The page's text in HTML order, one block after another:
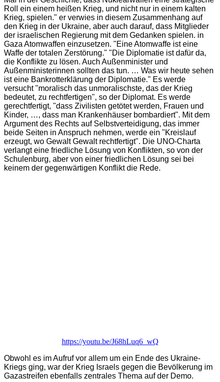
Roll ein einem heißen Krieg, und nicht nur in einem kalten
Krieg, spielen." er verwies in diesem Zusammenhang auf
den Krieg in der Ukraine, aber auch darauf, dass Mitglieder
der israelischen Regierung mit dem Gedanken spielen. in
Gaza Atomwaffen einzusetzen. "Eine Atomwaffe ist eine
Waffe der totalen Zerstörung." "Die Diplomatie ist dafür da,
die Konflikte zu lösen. Auch Außenminister und
Außenministerinnen sollten das tun. … Was wir heute sehen
ist eine Bankrotterklärung der Diplomatie." Es werde
versucht "moralisch das unmoralischste, das der Krieg
bedeutet, zu rechtfertigen", so der Diplomat. Es werde
gerechtfertigt, "dass Zivilisten getötet werden, Frauen und
Kinder, …, dass man Krankenhäuser bombardiert". Mit dem
Argument des Rechts auf Selbstverteidigung, das immer
beide Seiten in Anspruch nehmen, werde ein "Kreislauf
erzeugt, wo Gewalt Gewalt rechtfertigt". Die UNO-Charta
verlangt eine friedliche Lösung von Konflikten, so von der
Schulenburg, aber von einer friedlichen Lösung sei bei
keinem der gegenwärtigen Konflikt die Rede.
https://youtu.be/J68hLuq6_wQ
Obwohl es im Aufruf vor allem um ein Ende des Ukraine-
Kriegs ging, war der Krieg Israels gegen die Bevölkerung im
Gazastreifen ebenfalls zentrales Thema auf der Demo.